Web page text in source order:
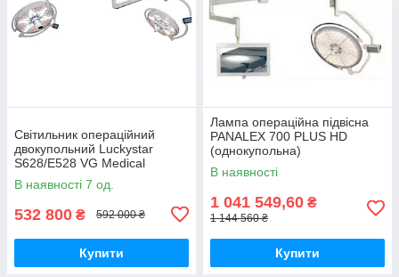
Світильник операційний
двокупольний Luckystar
S628/Е528 VG Medical
Медапаратура
В наявності 7 од.
532 800 ₴ 592 000 ₴
Купити
Лампа операційна підвісна
PANALEX 700 PLUS HD
(однокупольна)
Медапаратура
В наявності
1 041 549,60 ₴
1 144 560 ₴
Купити